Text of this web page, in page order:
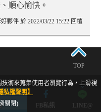
順心愉快。
夥伴 於 2022/03/22 15:22 回覆
FB私訊 LINE@
術來蒐集使用者瀏覽行為，上滑視
私權聲明】
關閉)
TOP